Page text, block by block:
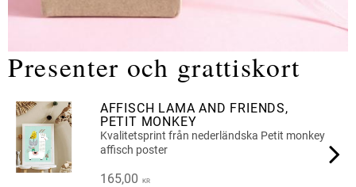
Presenter och grattiskort
AFFISCH LAMA AND FRIENDS,
PETIT MONKEY
Kvalitetsprint från nederländska Petit monkey
affisch poster
165,00 KR